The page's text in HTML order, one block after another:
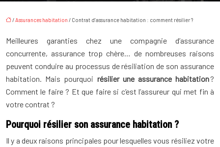
/Assurances habitation / Contrat d’assurance habitation : comment résilier ?
Meilleures garanties chez une compagnie d’assurance
concurrente, assurance trop chère… de nombreuses raisons
peuvent conduire au processus de résiliation de son assurance
habitation. Mais pourquoi résilier une assurance habitation?
Comment le faire ? Et que faire si c’est l’assureur qui met fin à
votre contrat ?
Pourquoi résilier son assurance habitation ?
Il y a deux raisons principales pour lesquelles vous résiliez votre